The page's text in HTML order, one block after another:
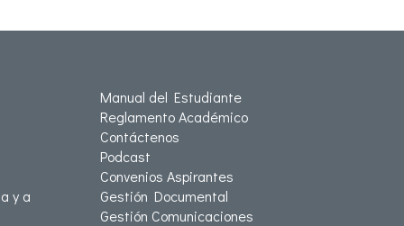
y a
Manual del Estudiante
Reglamento Académico
Contáctenos
Podcast
Convenios Aspirantes
Gestión Documental
Gestión Comunicaciones